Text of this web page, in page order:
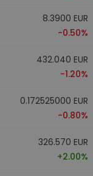
8.3900 EUR
-0.50%
432.040 EUR
-1.20%
0.172525000 EUR
-0.80%
326.570 EUR
+2.00%